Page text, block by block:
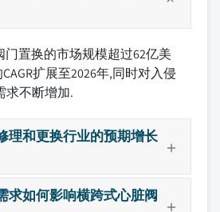
门置换的市场规模超过62亿美
扩展至2026年,同时对入侵
求不断增加.
理和更换行业的预期增长
求如何影响横跨式心脏阀